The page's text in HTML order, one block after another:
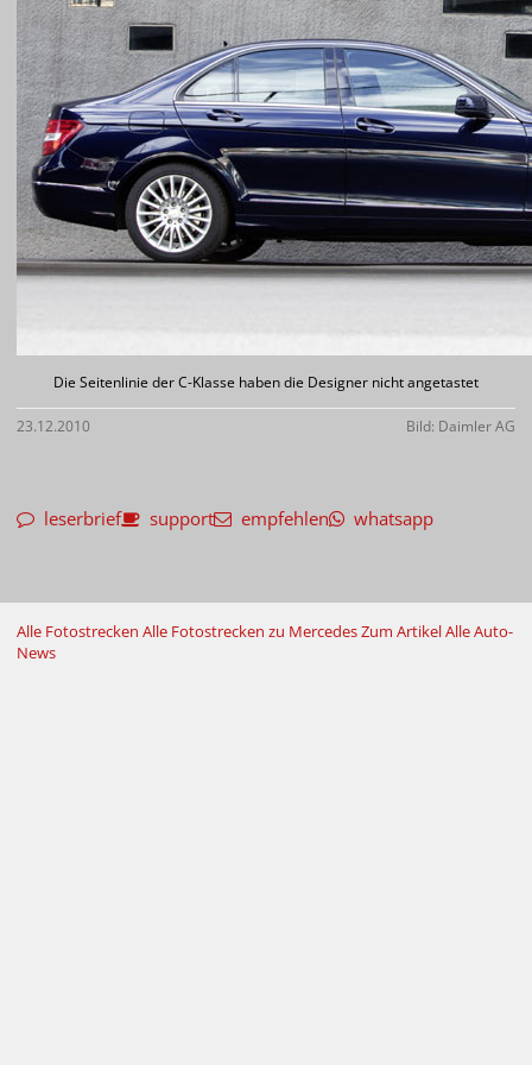
Die Seitenlinie der C-Klasse haben die Designer nicht angetastet
23.12.2010 Bild: Daimler AG
leserbrief support empfehlen whatsapp
Alle Fotostrecken Alle Fotostrecken zu MercedesZum ArtikelAlle Auto-
News